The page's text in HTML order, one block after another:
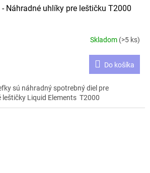
Náhradné uhlíky pre leštičku T2000
Skladom (>5 ks)
Do košíka
sú náhradný spotrebný diel pre
leštičky Liquid Elements T2000